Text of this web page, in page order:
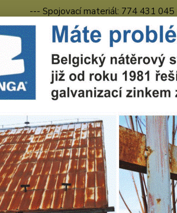
--- Spojovací materiál: 774 431
ZINGA Fotogalerie z výstav
cenu
Úvod Ruční nářadí
Děrovka